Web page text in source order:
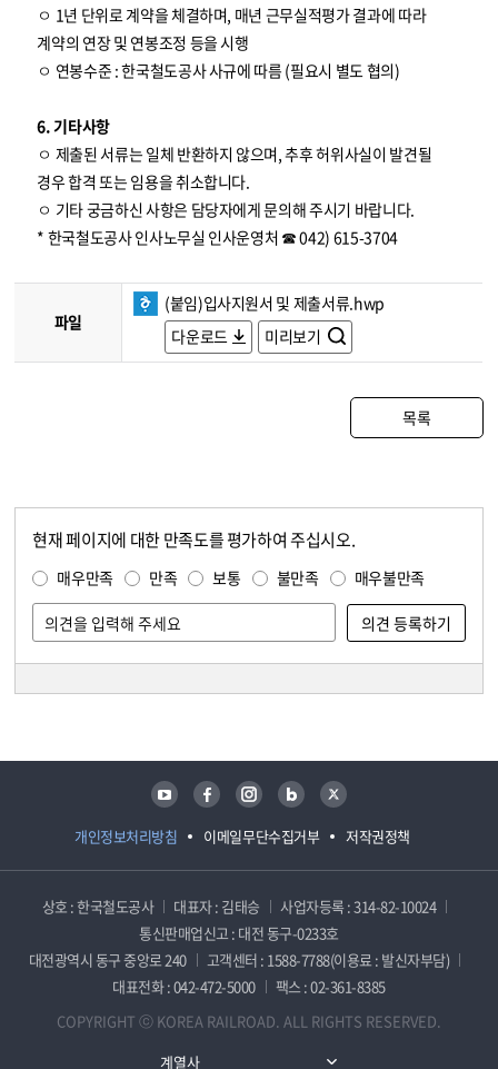
ㅇ 1년 단위로 계약을 체결하며, 매년 근무실적평가 결과에 따라
계약의 연장 및 연봉조정 등을 시행
ㅇ 연봉수준 : 한국철도공사 사규에 따름 (필요시 별도 협의)
6. 기타사항
ㅇ 제출된 서류는 일체 반환하지 않으며, 추후 허위사실이 발견될
경우 합격 또는 임용을 취소합니다.
ㅇ 기타 궁금하신 사항은 담당자에게 문의해 주시기 바랍니다.
* 한국철도공사 인사노무실 인사운영처 ☎ 042) 615-3704
파일
(붙임)입사지원서 및 제출서류.hwp
다운로드
미리보기
목록
현재 페이지에 대한 만족도를 평가하여 주십시오.
매우만족 만족 보통 불만족 매우불만족
개인정보처리방침 이메일무단수집거부 저작권정책
유튜브 페이스북 인스타그램 블로그 트위터
상호 : 한국철도공사 대표자 : 김태승
사업자등록 : 314-82-10024
통신판매업신고 : 대전 동구-0233호
대전광역시 동구 중앙로 240
고객센터 : 1588-7788(이용료 : 발신자부담)
대표전화 : 042-472-5000
팩스 : 02-361-8385
COPYRIGHT ⓒ KOREA RAILROAD. ALL RIGHTS RESERVED.
계열사